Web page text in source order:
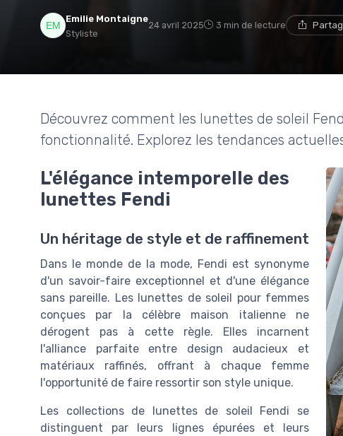
Emilie Montaigne
Styliste
24 avril 2025 3 min de lecture
Découvrez comment les lunettes de soleil
fonctionnalité. Explorez les tendances
L'élégance intemporelle des
lunettes Fendi
Un héritage de style et de raffinement
Dans le monde de la mode, Fendi est synonyme
d'un savoir-faire exceptionnel et d'une élégance
sans pareille. Les lunettes de soleil pour femmes
conçues par la célèbre maison italienne ne
dérogent pas à cette règle. Elles incarnent
l'alliance parfaite entre design audacieux et
matériaux raffinés, offrant à chaque femme
l'opportunité de faire ressortir son style unique.
Les collections de lunettes de soleil Fendi se
distinguent par leurs lignes épurées et leurs